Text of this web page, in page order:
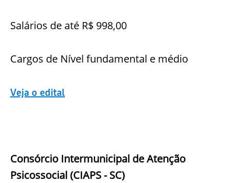
Salários de até R$ 998,00
Cargos de Nível fundamental e médio
Veja o edital
Consórcio Intermunicipal de Atenção
Psicossocial (CIAPS - SC)